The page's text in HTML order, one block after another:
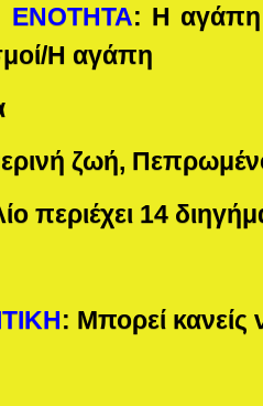
ΕΝΟΤΗΤΑ: Η αγάπη
Η αγάπη
ζωή,
περιέχει 14
: Μπορεί κανείς